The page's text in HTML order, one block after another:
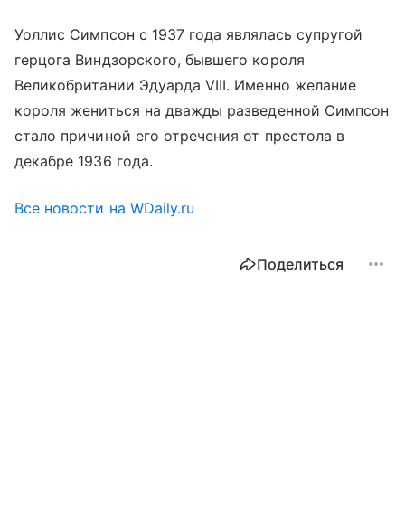
Уоллис Симпсон с 1937 года являлась супругой
герцога Виндзорского, бывшего короля
Великобритании Эдуарда VIII. Именно желание
короля жениться на дважды разведенной Симпсон
стало причиной его отречения от престола в
декабре 1936 года.
Все новости на WDaily.ru
Поделиться